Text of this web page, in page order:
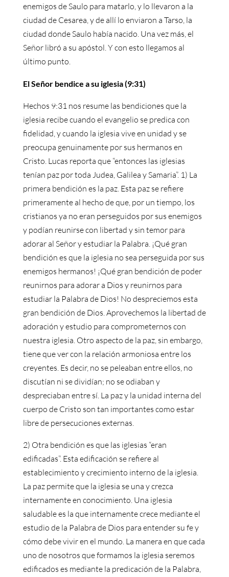
enemigos de Saulo para matarlo, y lo llevaron a la
ciudad de Cesarea, y de allí lo enviaron a Tarso, la
ciudad donde Saulo había nacido. Una vez más, el
Señor libró a su apóstol. Y con esto llegamos al
último punto.
El Señor bendice a su iglesia (9:31)
Hechos 9:31 nos resume las bendiciones que la
iglesia recibe cuando el evangelio se predica con
fidelidad, y cuando la iglesia vive en unidad y se
preocupa genuinamente por sus hermanos en
Cristo. Lucas reporta que “entonces las iglesias
tenían paz por toda Judea, Galilea y Samaria”. 1) La
primera bendición es la paz. Esta paz se refiere
primeramente al hecho de que, por un tiempo, los
cristianos ya no eran perseguidos por sus enemigos
y podían reunirse con libertad y sin temor para
adorar al Señor y estudiar la Palabra. ¡Qué gran
bendición es que la iglesia no sea perseguida por sus
enemigos hermanos! ¡Qué gran bendición de poder
reunirnos para adorar a Dios y reunirnos para
estudiar la Palabra de Dios! No despreciemos esta
gran bendición de Dios. Aprovechemos la libertad de
adoración y estudio para comprometernos con
nuestra iglesia. Otro aspecto de la paz, sin embargo,
tiene que ver con la relación armoniosa entre los
creyentes. Es decir, no se peleaban entre ellos, no
discutían ni se dividían; no se odiaban y
despreciaban entre sí. La paz y la unidad interna del
cuerpo de Cristo son tan importantes como estar
libre de persecuciones externas.
2) Otra bendición es que las iglesias “eran
edificadas”. Esta edificación se refiere al
establecimiento y crecimiento interno de la iglesia.
La paz permite que la iglesia se una y crezca
internamente en conocimiento. Una iglesia
saludable es la que internamente crece mediante el
estudio de la Palabra de Dios para entender su fe y
cómo debe vivir en el mundo. La manera en que cada
uno de nosotros que formamos la iglesia seremos
edificados es mediante la predicación de la Palabra,